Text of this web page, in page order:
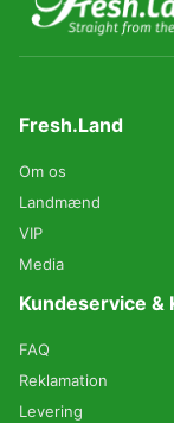
Fresh.Land
Om os
Landmænd
VIP
Media
Kundeservice &
FAQ
Reklamation
Levering